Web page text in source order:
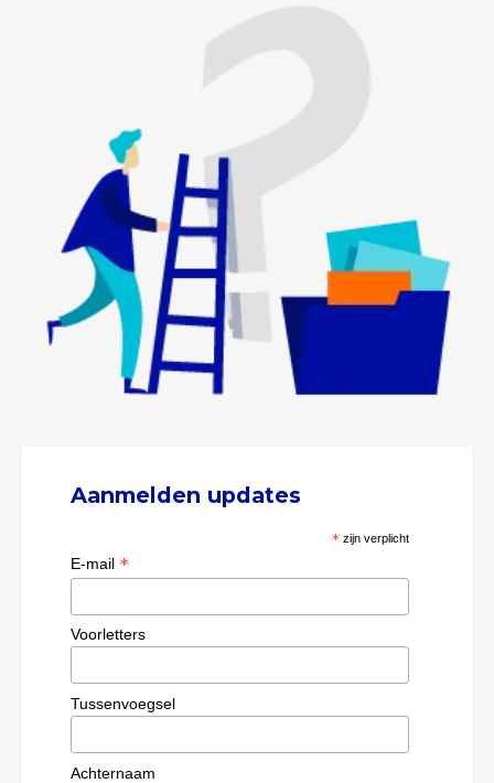
Aanmelden updates
* zijn verplicht
E-mail *
Voorletters
Tussenvoegsel
Achternaam